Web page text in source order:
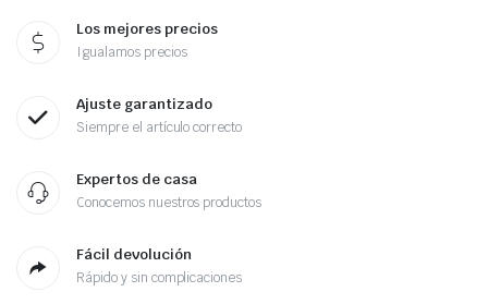
Los mejores precios
Igualamos precios
Ajuste garantizado
Siempre el artículo correcto
Expertos de casa
Conocemos nuestros productos
Fácil devolución
Rápido y sin complicaciones